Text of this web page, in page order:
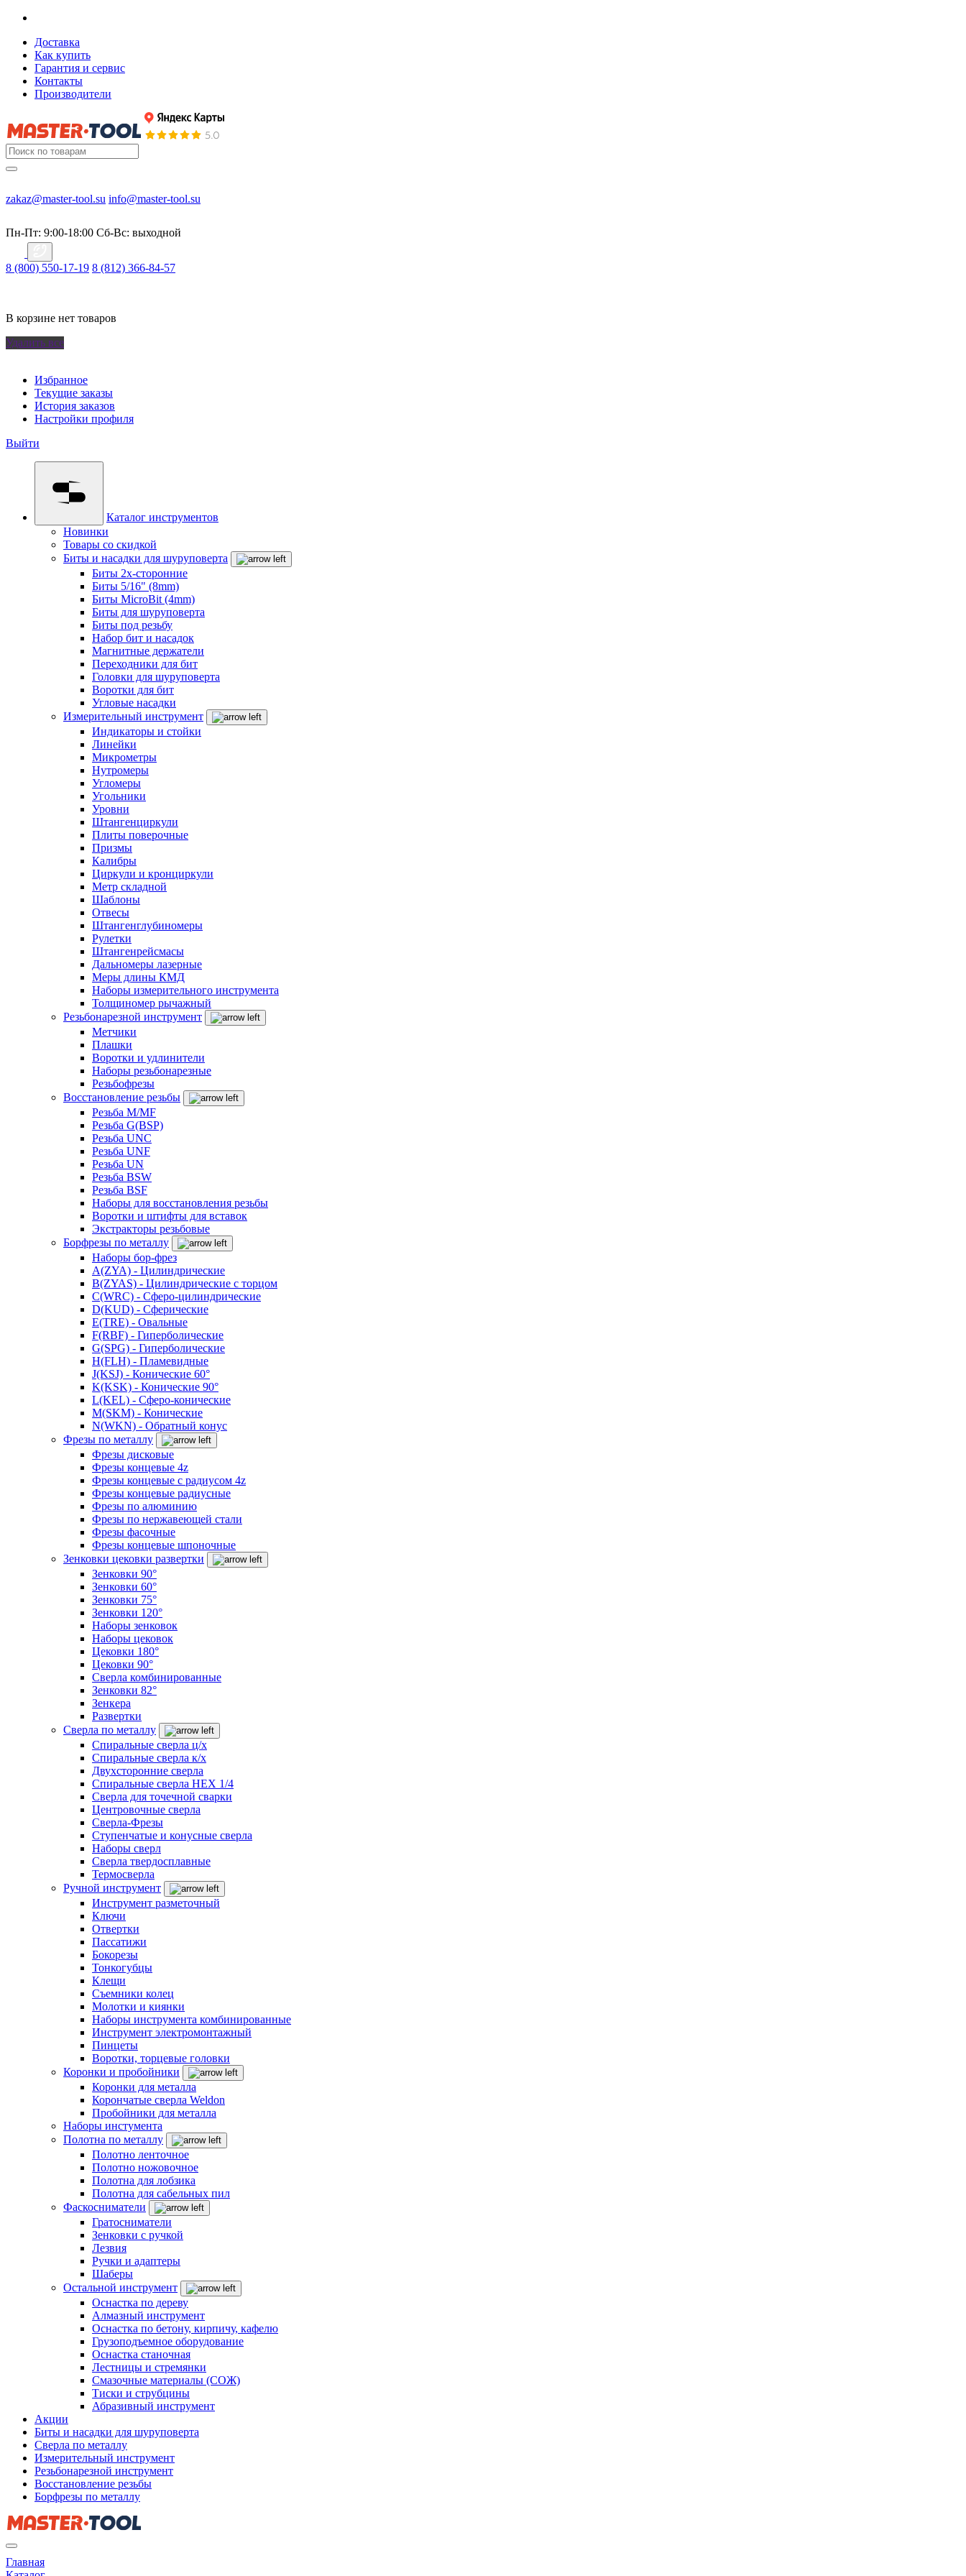
Доставка
Как купить
Гарантия и сервис
Контакты
Производители
zakaz@master-tool.su info@master-tool.su
Пн-Пт: 9:00-18:00 Cб-Вс: выходной
8 (800) 550-17-19 8 (812) 366-84-57
В корзине нет товаров
Удалить все
Избранное
Текущие заказы
История заказов
Настройки профиля
Выйти
Каталог инструментов
Новинки
Товары со скидкой
Биты и насадки для шуруповерта
Биты 2х-сторонние
Биты 5/16" (8mm)
Биты MicroBit (4mm)
Биты для шуруповерта
Биты под резьбу
Набор бит и насадок
Магнитные держатели
Переходники для бит
Головки для шуруповерта
Воротки для бит
Угловые насадки
Измерительный инструмент
Индикаторы и стойки
Линейки
Микрометры
Нутромеры
Угломеры
Угольники
Уровни
Штангенциркули
Плиты поверочные
Призмы
Калибры
Циркули и кронциркули
Метр складной
Шаблоны
Отвесы
Штангенглубиномеры
Рулетки
Штангенрейсмасы
Дальномеры лазерные
Меры длины КМД
Наборы измерительного инструмента
Толщиномер рычажный
Резьбонарезной инструмент
Метчики
Плашки
Воротки и удлинители
Наборы резьбонарезные
Резьбофрезы
Восстановление резьбы
Резьба M/MF
Резьба G(BSP)
Резьба UNC
Резьба UNF
Резьба UN
Резьба BSW
Резьба BSF
Наборы для восстановления резьбы
Воротки и штифты для вставок
Экстракторы резьбовые
Борфрезы по металлу
Наборы бор-фрез
A(ZYA) - Цилиндрические
B(ZYAS) - Цилиндрические с торцом
C(WRC) - Сферо-цилиндрические
D(KUD) - Сферические
E(TRE) - Овальные
F(RBF) - Гиперболические
G(SPG) - Гиперболические
H(FLH) - Пламевидные
J(KSJ) - Конические 60°
K(KSK) - Конические 90°
L(KEL) - Сферо-конические
M(SKM) - Конические
N(WKN) - Обратный конус
Фрезы по металлу
Фрезы дисковые
Фрезы концевые 4z
Фрезы концевые с радиусом 4z
Фрезы концевые радиусные
Фрезы по алюминию
Фрезы по нержавеющей стали
Фрезы фасочные
Фрезы концевые шпоночные
Зенковки цековки развертки
Зенковки 90°
Зенковки 60°
Зенковки 75°
Зенковки 120°
Наборы зенковок
Наборы цековок
Цековки 180°
Цековки 90°
Сверла комбинированные
Зенковки 82°
Зенкера
Развертки
Сверла по металлу
Спиральные сверла ц/х
Спиральные сверла к/х
Двухсторонние сверла
Спиральные сверла HEX 1/4
Сверла для точечной сварки
Центровочные сверла
Сверла-Фрезы
Ступенчатые и конусные сверла
Наборы сверл
Сверла твердосплавные
Термосверла
Ручной инструмент
Инструмент разметочный
Ключи
Отвертки
Пассатижи
Бокорезы
Тонкогубцы
Клещи
Съемники колец
Молотки и киянки
Наборы инструмента комбинированные
Инструмент электромонтажный
Пинцеты
Воротки, торцевые головки
Коронки и пробойники
Коронки для металла
Корончатые сверла Weldon
Пробойники для металла
Наборы инстумента
Полотна по металлу
Полотно ленточное
Полотно ножовочное
Полотна для лобзика
Полотна для сабельных пил
Фаскосниматели
Гратосниматели
Зенковки с ручкой
Лезвия
Ручки и адаптеры
Шаберы
Остальной инструмент
Оснастка по дереву
Алмазный инструмент
Оснастка по бетону, кирпичу, кафелю
Грузоподъемное оборудование
Оснастка станочная
Лестницы и стремянки
Смазочные материалы (СОЖ)
Тиски и струбцины
Абразивный инструмент
Акции
Биты и насадки для шуруповерта
Сверла по металлу
Измерительный инструмент
Резьбонарезной инструмент
Восстановление резьбы
Борфрезы по металлу
Главная